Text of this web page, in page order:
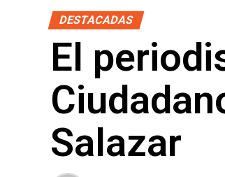
DESTACADAS
El
Salazar